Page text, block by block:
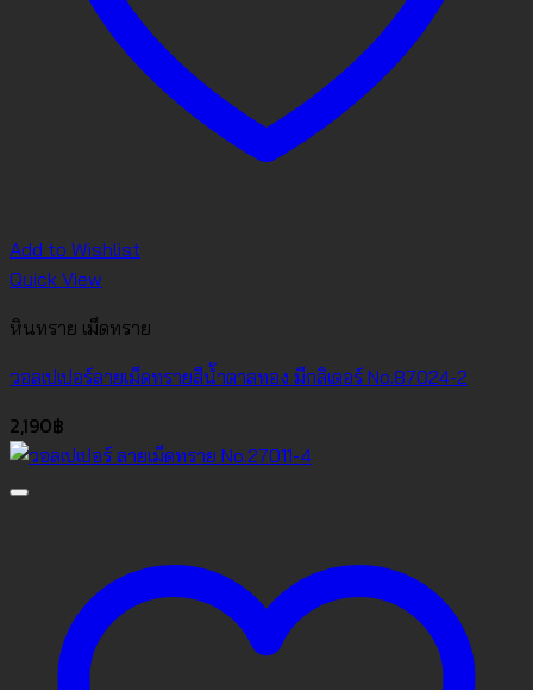
Add to Wishlist
Quick View
หินทราย เม็ดทราย
วอลเปเปอร์ลายเม็ดทรายสีน้ำตาลทอง มีกลิเตอร์ No.87024-2
2,190฿